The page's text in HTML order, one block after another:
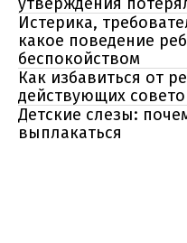
Истерика,
какое поведение
беспокойством
Как избавиться от
действующих
Детские слезы:
выплакаться